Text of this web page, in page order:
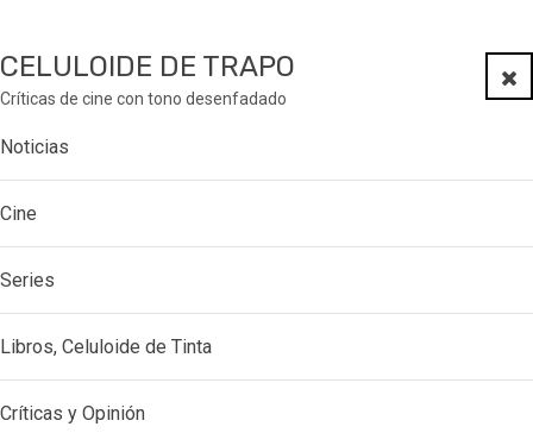
CELULOIDE DE TRAPO
Críticas de cine con tono desenfadado
Noticias
Cine
Series
Libros, Celuloide de Tinta
Críticas y Opinión